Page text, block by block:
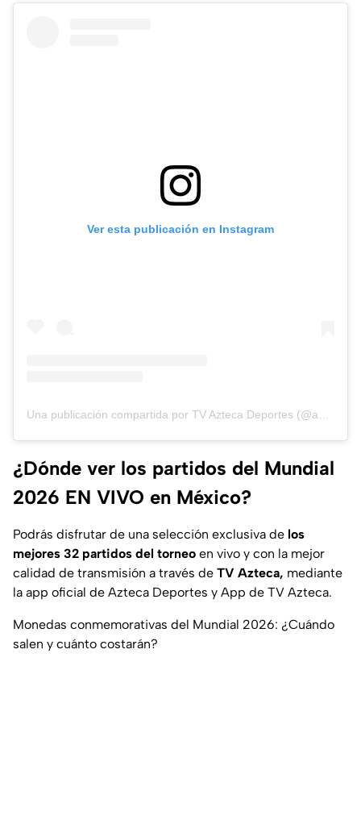
Ver esta publicación en Instagram
Una publicación compartida por TV Azteca Deportes (@aztecadeportes)
¿Dónde ver los partidos del Mundial
2026 EN VIVO en México?
Podrás disfrutar de una selección exclusiva de los
mejores 32 partidos del torneo en vivo y con la mejor
calidad de transmisión a través de TV Azteca, mediante
la app oficial de Azteca Deportes y App de TV Azteca.
Monedas conmemorativas del Mundial 2026: ¿Cuándo
salen y cuánto costarán?